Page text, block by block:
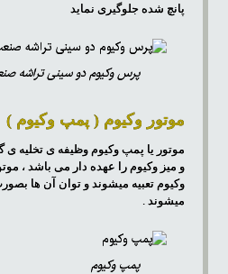
پانچ شده جلوگیری نماید
پرس وکیوم دو سینی تراشه
موتور وکیوم ( پمپ وکیوم )
موتور یا پمپ وکیوم وظیفه ی تخلیه
و میز وکیوم را عهده دار می باشد ،
وکیوم تعبیه میشوند و توان آن ها
میشوند .
پمپ وکیوم